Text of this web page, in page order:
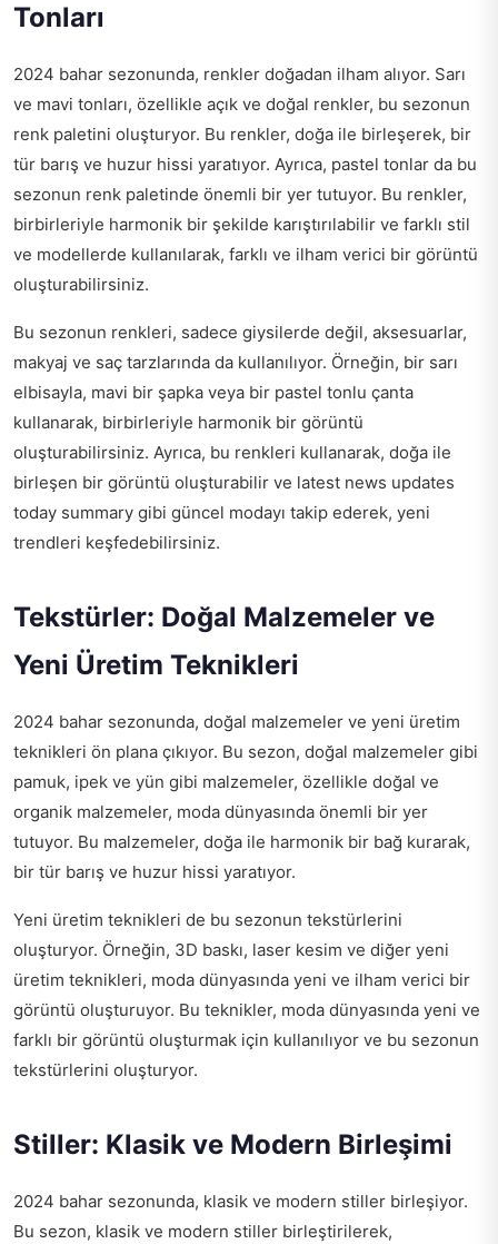
Tonları
2024 bahar sezonunda, renkler doğadan ilham alıyor. Sarı
ve mavi tonları, özellikle açık ve doğal renkler, bu sezonun
renk paletini oluşturyor. Bu renkler, doğa ile birleşerek, bir
tür barış ve huzur hissi yaratıyor. Ayrıca, pastel tonlar da bu
sezonun renk paletinde önemli bir yer tutuyor. Bu renkler,
birbirleriyle harmonik bir şekilde karıştırılabilir ve farklı stil
ve modellerde kullanılarak, farklı ve ilham verici bir görüntü
oluşturabilirsiniz.
Bu sezonun renkleri, sadece giysilerde değil, aksesuarlar,
makyaj ve saç tarzlarında da kullanılıyor. Örneğin, bir sarı
elbisayla, mavi bir şapka veya bir pastel tonlu çanta
kullanarak, birbirleriyle harmonik bir görüntü
oluşturabilirsiniz. Ayrıca, bu renkleri kullanarak, doğa ile
birleşen bir görüntü oluşturabilir ve latest news updates
today summary gibi güncel modayı takip ederek, yeni
trendleri keşfedebilirsiniz.
Tekstürler: Doğal Malzemeler ve
Yeni Üretim Teknikleri
2024 bahar sezonunda, doğal malzemeler ve yeni üretim
teknikleri ön plana çıkıyor. Bu sezon, doğal malzemeler gibi
pamuk, ipek ve yün gibi malzemeler, özellikle doğal ve
organik malzemeler, moda dünyasında önemli bir yer
tutuyor. Bu malzemeler, doğa ile harmonik bir bağ kurarak,
bir tür barış ve huzur hissi yaratıyor.
Yeni üretim teknikleri de bu sezonun tekstürlerini
oluşturyor. Örneğin, 3D baskı, laser kesim ve diğer yeni
üretim teknikleri, moda dünyasında yeni ve ilham verici bir
görüntü oluşturuyor. Bu teknikler, moda dünyasında yeni ve
farklı bir görüntü oluşturmak için kullanılıyor ve bu sezonun
tekstürlerini oluşturyor.
Stiller: Klasik ve Modern Birleşimi
2024 bahar sezonunda, klasik ve modern stiller birleşiyor.
Bu sezon, klasik ve modern stiller birleştirilerek,